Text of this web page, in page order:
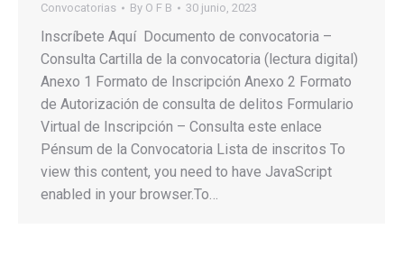
Convocatorias By O F B 30 junio, 2023
Inscríbete Aquí Documento de convocatoria –
Consulta Cartilla de la convocatoria (lectura digital)
Anexo 1 Formato de Inscripción Anexo 2 Formato
de Autorización de consulta de delitos Formulario
Virtual de Inscripción – Consulta este enlace
Pénsum de la Convocatoria Lista de inscritos To
view this content, you need to have JavaScript
enabled in your browser.To…